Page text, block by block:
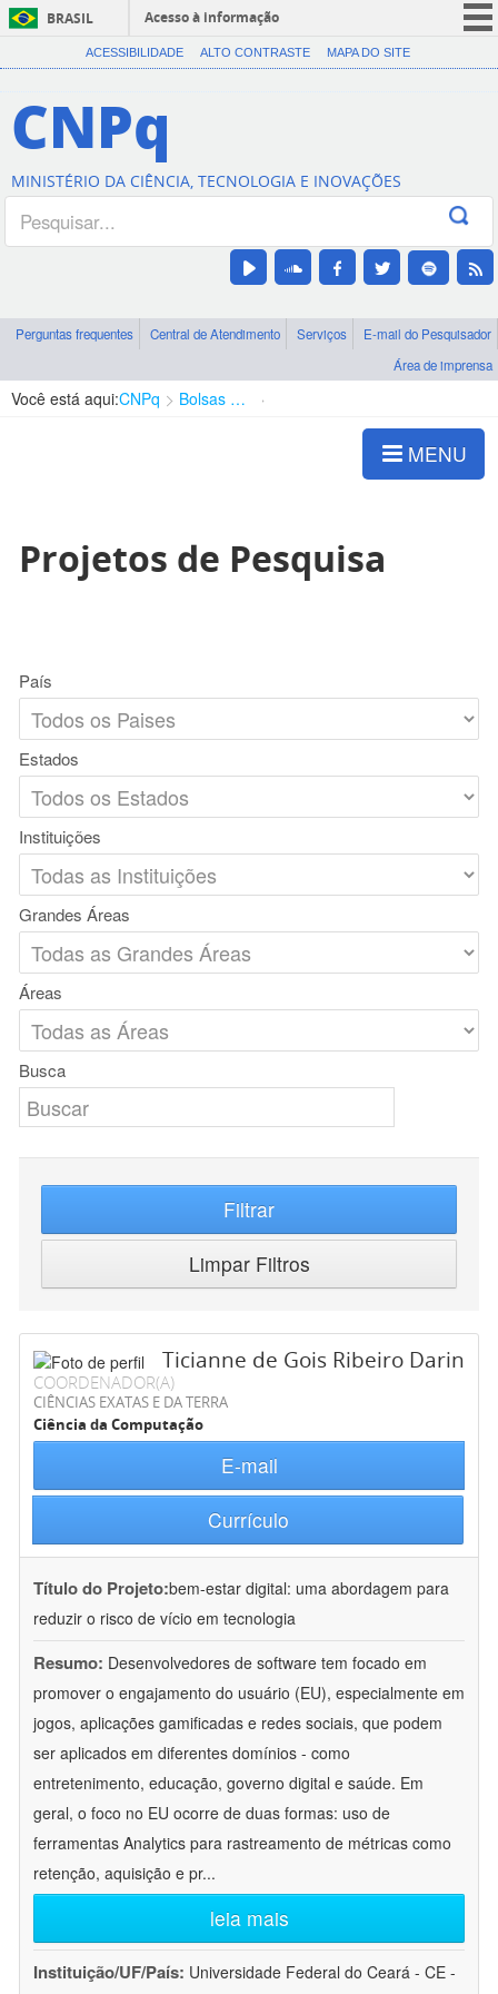
BRASIL
Acesso à informação
CORONAVÍRUS (COVID-19)
Canais
ACESSIBILIDADE ALTO CONTRASTE MAPA DO SITE
CNPq
MINISTÉRIO DA CIÊNCIA, TECNOLOGIA E INOVAÇÕES
Perguntas frequentes Central de Atendimento Serviços
E-mail do Pesquisador
Área de imprensa
Você está aqui:CNPq Bolsas e Auxílios Vigentes
MENU
Projetos de Pesquisa
País
Estados
Instituições
Grandes Áreas
Áreas
Busca
Filtrar
Limpar Filtros
Ticianne de Gois Ribeiro Darin
COORDENADOR(A)
CIÊNCIAS EXATAS E DA TERRA
Ciência da Computação
E-mail
Currículo
Título do Projeto:bem-estar digital: uma abordagem para
reduzir o risco de vício em tecnologia
Resumo: Desenvolvedores de software tem focado em
promover o engajamento do usuário (EU), especialmente em
jogos, aplicações gamificadas e redes sociais, que podem
ser aplicados em diferentes domínios - como
entretenimento, educação, governo digital e saúde. Em
geral, o foco no EU ocorre de duas formas: uso de
ferramentas Analytics para rastreamento de métricas como
retenção, aquisição e pr...
leia mais
Instituição/UF/País: Universidade Federal do Ceará - CE -